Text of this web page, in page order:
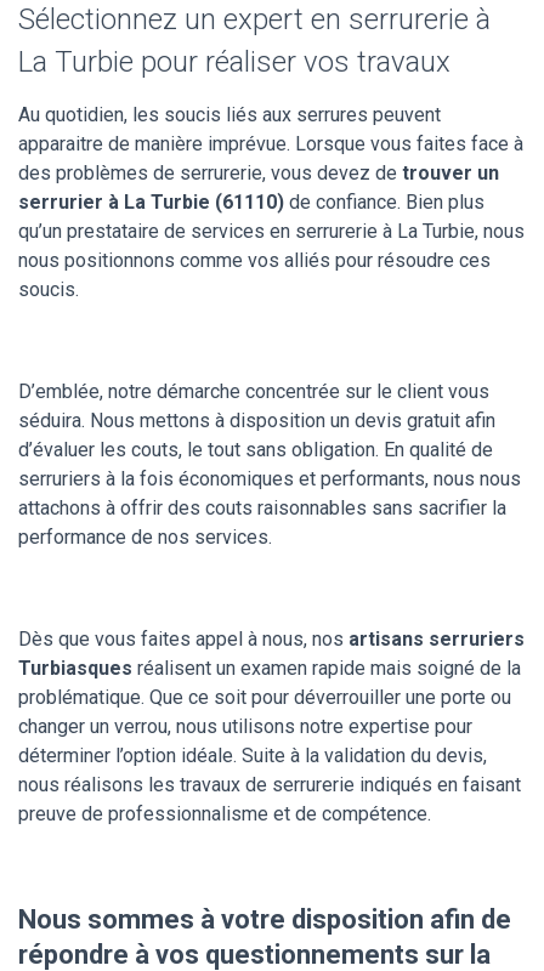
Sélectionnez un expert en serrurerie à
La Turbie pour réaliser vos travaux
Au quotidien, les soucis liés aux serrures peuvent
apparaitre de manière imprévue. Lorsque vous faites face à
des problèmes de serrurerie, vous devez de trouver un
serrurier à La Turbie (61110) de confiance. Bien plus
qu’un prestataire de services en serrurerie à La Turbie, nous
nous positionnons comme vos alliés pour résoudre ces
soucis.
D’emblée, notre démarche concentrée sur le client vous
séduira. Nous mettons à disposition un devis gratuit afin
d’évaluer les couts, le tout sans obligation. En qualité de
serruriers à la fois économiques et performants, nous nous
attachons à offrir des couts raisonnables sans sacrifier la
performance de nos services.
Dès que vous faites appel à nous, nos artisans serruriers
Turbiasques réalisent un examen rapide mais soigné de la
problématique. Que ce soit pour déverrouiller une porte ou
changer un verrou, nous utilisons notre expertise pour
déterminer l’option idéale. Suite à la validation du devis,
nous réalisons les travaux de serrurerie indiqués en faisant
preuve de professionnalisme et de compétence.
Nous sommes à votre disposition afin de
répondre à vos questionnements sur la